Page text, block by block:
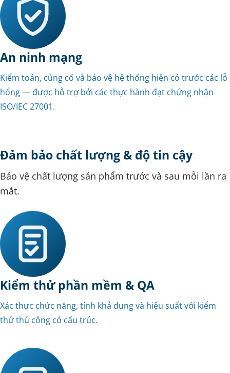
An ninh mạng
Kiểm toán, củng cố và bảo vệ hệ thống hiện có trước các lỗ
hổng — được hỗ trợ bởi các thực hành đạt chứng nhận
ISO/IEC 27001.
Đảm bảo chất lượng & độ tin cậy
Bảo vệ chất lượng sản phẩm trước và sau mỗi lần ra
mắt.
Kiểm thử phần mềm & QA
Xác thực chức năng, tính khả dụng và hiệu suất với kiểm
thử thủ công có cấu trúc.